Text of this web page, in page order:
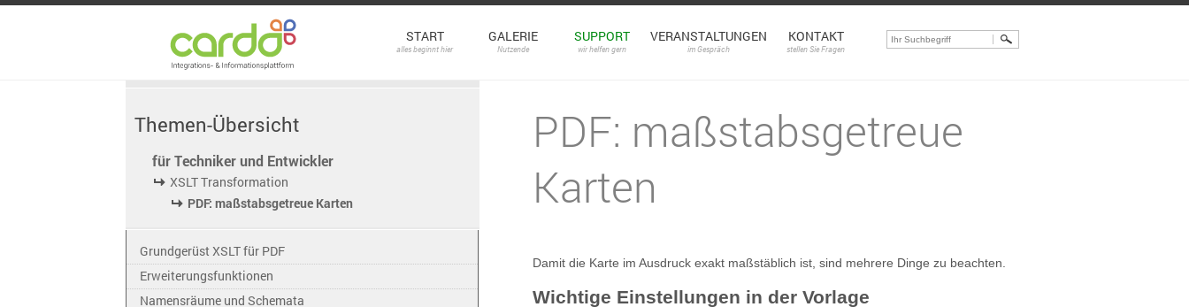
START
alles beginnt hier
GALERIE
Nutzende
SUPPORT
wir helfen gern
VERANSTALTUNGEN
im Gespräch
KONTAKT
stellen Sie Fragen
Themen-Übersicht
für Techniker und Entwickler
XSLT Transformation
PDF: maßstabsgetreue Karten
Grundgerüst XSLT für PDF
Erweiterungsfunktionen
Namensräume und Schemata
PDF: maßstabsgetreue
Karten
Damit die Karte im Ausdruck exakt maßstäblich ist, sind mehrere Dinge zu beachten.
Wichtige Einstellungen in der Vorlage